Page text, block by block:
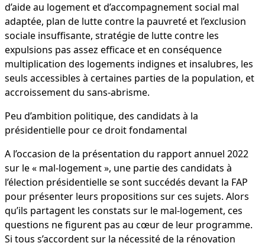
d’aide au logement et d’accompagnement social mal
adaptée, plan de lutte contre la pauvreté et l’exclusion
sociale insuffisante, stratégie de lutte contre les
expulsions pas assez efficace et en conséquence
multiplication des logements indignes et insalubres, les
seuls accessibles à certaines parties de la population, et
accroissement du sans-abrisme.
Peu d’ambition politique, des candidats à la
présidentielle pour ce droit fondamental
A l’occasion de la présentation du rapport annuel 2022
sur le « mal-logement », une partie des candidats à
l’élection présidentielle se sont succédés devant la FAP
pour présenter leurs propositions sur ces sujets. Alors
qu’ils partagent les constats sur le mal-logement, ces
questions ne figurent pas au cœur de leur programme.
Si tous s’accordent sur la nécessité de la rénovation